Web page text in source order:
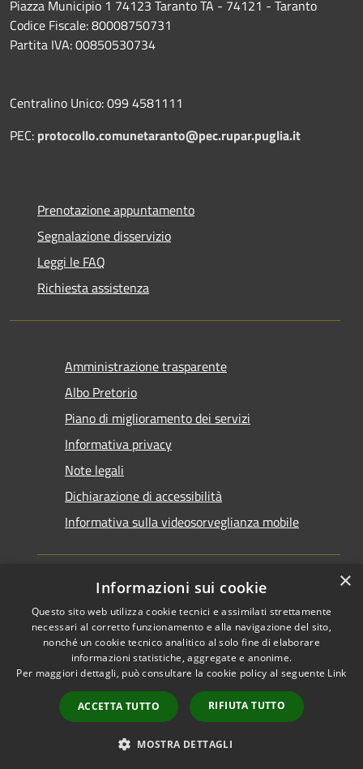
Piazza Municipio 1 74123 Taranto TA - 74121 - Taranto
Codice Fiscale: 80008750731
Partita IVA: 00850530734
Centralino Unico: 099 4581111
PEC: protocollo.comunetaranto@pec.rupar.puglia.it
Prenotazione appuntamento
Segnalazione disservizio
Leggi le FAQ
Richiesta assistenza
Amministrazione trasparente
Albo Pretorio
Piano di miglioramento dei servizi
Informativa privacy
Note legali
Dichiarazione di accessibilità
Informativa sulla videosorveglianza mobile
RSS
Accessibilità
Cookie
Mappa del sito
Area riservata del
Copyright © 2026 • Comune di
Taranto • Powered by
Municipium•Accesso
redazione
×
Informazioni sui cookie
Questo sito web utilizza cookie tecnici e assimilati strettamente
necessari al corretto funzionamento e alla navigazione del sito,
nonché un cookie tecnico analitico al solo fine di elaborare
informazioni statistiche, aggregate e anonime.
Per maggiori dettagli, può consultare la cookie policy al seguente Link
ACCETTA TUTTO RIFIUTA TUTTO
MOSTRA DETTAGLI